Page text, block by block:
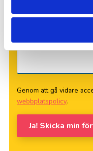
Genom att gå vidare
webbplatspolicy.
Ja! Skicka min